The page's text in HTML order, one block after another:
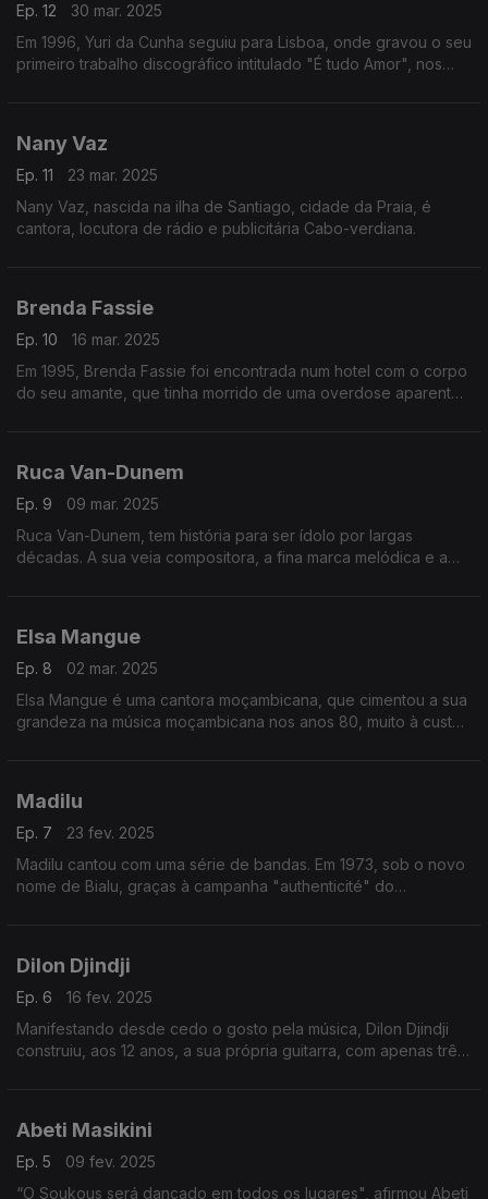
Ep. 12
30 mar. 2025
Em 1996, Yuri da Cunha seguiu para Lisboa, onde gravou o seu
primeiro trabalho discográfico intitulado "É tudo Amor", nos
Nany Vaz
Ep. 11
23 mar. 2025
Nany Vaz, nascida na ilha de Santiago, cidade da Praia, é
cantora, locutora de rádio e publicitária Cabo-verdiana.
Brenda Fassie
Ep. 10
16 mar. 2025
Em 1995, Brenda Fassie foi encontrada num hotel com o corpo
do seu amante, que tinha morrido de uma overdose aparente.
Ruca Van-Dunem
Ep. 9
09 mar. 2025
Ruca Van-Dunem, tem história para ser ídolo por largas
décadas. A sua veia compositora, a fina marca melódica e a
Elsa Mangue
Ep. 8
02 mar. 2025
Elsa Mangue é uma cantora moçambicana, que cimentou a sua
grandeza na música moçambicana nos anos 80, muito à custa
Madilu
Ep. 7
23 fev. 2025
Madilu cantou com uma série de bandas. Em 1973, sob o novo
nome de Bialu, graças à campanha "authenticité" do
Dilon Djindji
Ep. 6
16 fev. 2025
Manifestando desde cedo o gosto pela música, Dilon Djindji
construiu, aos 12 anos, a sua própria guitarra, com apenas três
Abeti Masikini
Ep. 5
09 fev. 2025
“O Soukous será dançado em todos os lugares", afirmou Abeti